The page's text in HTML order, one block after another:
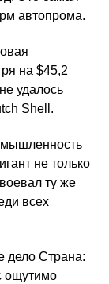
автопрома.
на $45,2
удалось
Shell.
не только
ту же
всех
дело Страна:
ощутимо